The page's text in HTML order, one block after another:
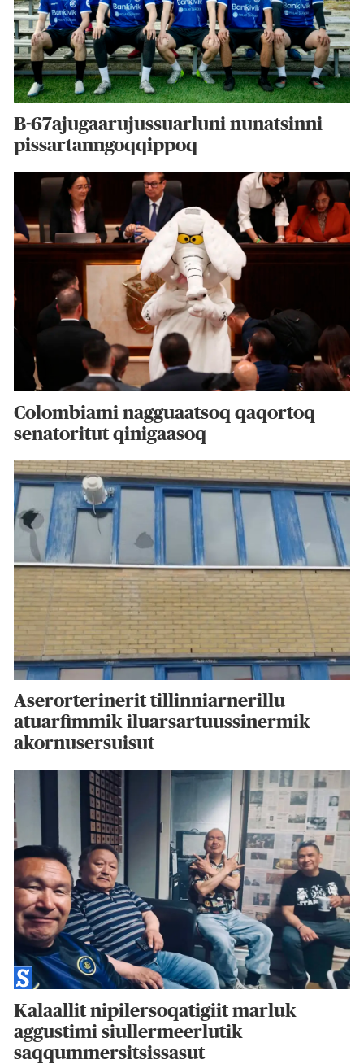
B-67ajugaarujussuarluni nunatsinni
pissartanngoqqippoq
Colombiami nagguaatsoq qaqortoq
senatoritut qinigaasoq
Aserorterinerit tillinniarnerillu
atuarfimmik iluarsartuussinermik
akornusersuisut
Kalaallit nipilersoqatigiit marluk
aggustimi siullermeerlutik
saqqummersitsissasut